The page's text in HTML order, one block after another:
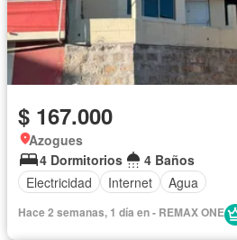
$ 167.000
Azogues
4 Dormitorios
4 Baños
Electricidad
Internet Agua
Hace 2 semanas, 1 día en - REMAX ONE